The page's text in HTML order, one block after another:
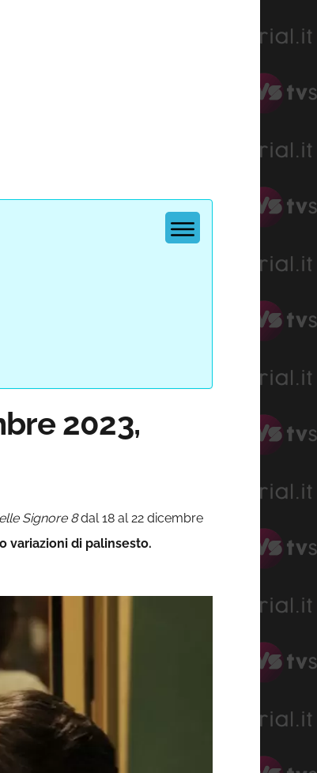
2023,
Signore 8dal 18 al 22 dicembre
variazioni di palinsesto.